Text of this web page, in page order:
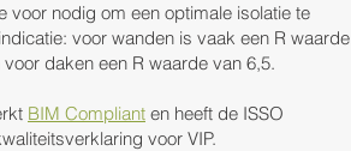
voor nodig om een optimale isolatie te
voor wanden is vaak een R waarde
daken een R waarde van 6,5.​
BIM Compliant en heeft de ISSO
voor VIP.